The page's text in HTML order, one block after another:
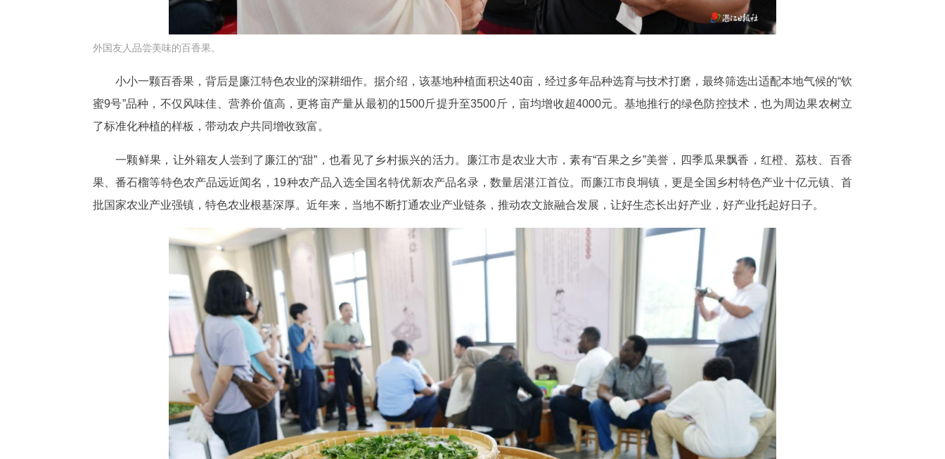
外国友人品尝美味的百香果。
小小一颗百香果，背后是廉江特色农业的深耕细作。据介绍，该基地种植面积达40亩，经过多年品种选育与技术打磨，最终筛选出适配本地气候的“钦
蜜9号”品种，不仅风味佳、营养价值高，更将亩产量从最初的1500斤提升至3500斤，亩均增收超4000元。基地推行的绿色防控技术，也为周边果农树立
了标准化种植的样板，带动农户共同增收致富。
一颗鲜果，让外籍友人尝到了廉江的“甜”，也看见了乡村振兴的活力。廉江市是农业大市，素有“百果之乡”美誉，四季瓜果飘香，红橙、荔枝、百香
果、番石榴等特色农产品远近闻名，19种农产品入选全国名特优新农产品名录，数量居湛江首位。而廉江市良垌镇，更是全国乡村特色产业十亿元镇、首
批国家农业产业强镇，特色农业根基深厚。近年来，当地不断打通农业产业链条，推动农文旅融合发展，让好生态长出好产业，好产业托起好日子。